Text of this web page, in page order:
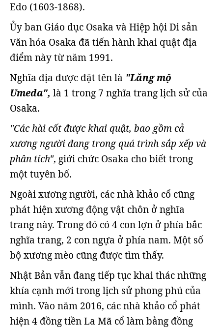
Edo (1603-1868).
Ủy ban Giáo dục Osaka và Hiệp hội Di sản
Văn hóa Osaka đã tiến hành khai quật địa
điểm này từ năm 1991.
Nghĩa địa được đặt tên là "Lăng mộ
Umeda", là 1 trong 7 nghĩa trang lịch sử của
Osaka.
"Các hài cốt được khai quật, bao gồm cả
xương người đang trong quá trình sắp xếp và
phân tích", giới chức Osaka cho biết trong
một tuyên bố.
Ngoài xương người, các nhà khảo cổ cũng
phát hiện xương động vật chôn ở nghĩa
trang này. Trong đó có 4 con lợn ở phía bắc
nghĩa trang, 2 con ngựa ở phía nam. Một số
bộ xương mèo cũng được tìm thấy.
Nhật Bản vẫn đang tiếp tục khai thác những
khía cạnh mới trong lịch sử phong phú của
mình. Vào năm 2016, các nhà khảo cổ phát
hiện 4 đồng tiền La Mã cổ làm bằng đồng